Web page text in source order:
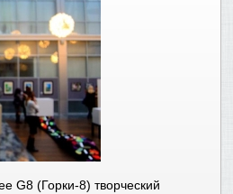
G8 (Горки-8) творческий